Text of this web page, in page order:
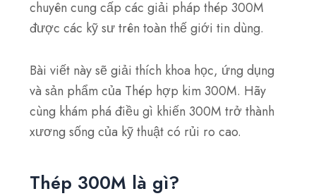
chuyên cung cấp các giải pháp thép 300M
được các kỹ sư trên toàn thế giới tin dùng.
Bài viết này sẽ giải thích khoa học, ứng dụng
và sản phẩm của Thép hợp kim 300M. Hãy
cùng khám phá điều gì khiến 300M trở thành
xương sống của kỹ thuật có rủi ro cao.
Thép 300M là gì?